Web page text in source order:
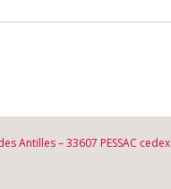
Antilles – 33607 PESSAC cedex